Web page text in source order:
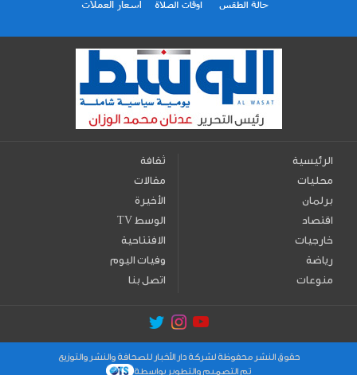
الرئيسية
محليات
برلمان
اقتصاد
خارجيات
رياضة
منوعات
ثقافة
مقالات
الأخيرة
TV الوسط
الافتتاحية
وفيات اليوم
اتصل بنا
حقوق النشر محفوظة لشركة دار الأخبار للصحافة والنشر والتوزيع
تم التصميم والتطوير بواسطة